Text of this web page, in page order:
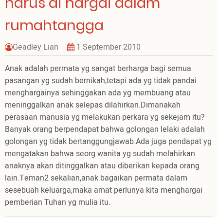
rumahtangga
Geadley Lian
1 September 2010
Anak adalah permata yg sangat berharga bagi semua
pasangan yg sudah bernikah,tetapi ada yg tidak pandai
menghargainya sehinggakan ada yg membuang atau
meninggalkan anak selepas dilahirkan.Dimanakah
perasaan manusia yg melakukan perkara yg sekejam itu?
Banyak orang berpendapat bahwa golongan lelaki adalah
golongan yg tidak bertanggungjawab.Ada juga pendapat yg
mengatakan bahwa seorg wanita yg sudah melahirkan
anaknya akan ditinggalkan atau diberikan kepada orang
lain.Teman2 sekalian,anak bagaikan permata dalam
sesebuah keluarga,maka amat perlunya kita menghargai
pemberian Tuhan yg mulia itu.